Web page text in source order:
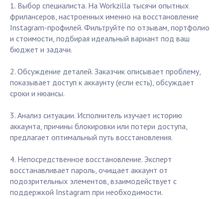
1. Выбор специалиста. На Workzilla тысячи опытных
фрилансеров, настроенных именно на восстановление
Instagram-профилей. Фильтруйте по отзывам, портфолио
и стоимости, подбирая идеальный вариант под ваш
бюджет и задачи.
2. Обсуждение деталей. Заказчик описывает проблему,
показывает доступ к аккаунту (если есть), обсуждает
сроки и нюансы.
3. Анализ ситуации. Исполнитель изучает историю
аккаунта, причины блокировки или потери доступа,
предлагает оптимальный путь восстановления.
4. Непосредственное восстановление. Эксперт
восстанавливает пароль, очищает аккаунт от
подозрительных элементов, взаимодействует с
поддержкой Instagram при необходимости.